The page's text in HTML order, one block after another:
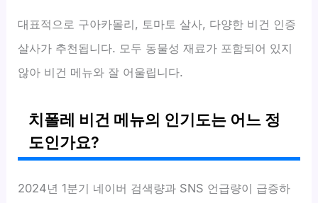
대표적으로 구아카몰리, 토마토 살사, 다양한 비건 인증
살사가 추천됩니다. 모두 동물성 재료가 포함되어 있지
않아 비건 메뉴와 잘 어울립니다.
치폴레 비건 메뉴의 인기도는 어느 정
도인가요?
2024년 1분기 네이버 검색량과 SNS 언급량이 급증하